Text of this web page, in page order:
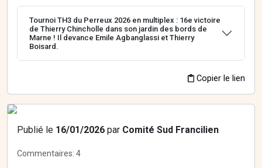
Tournoi TH3 du Perreux 2026 en multiplex : 16e victoire
de Thierry Chincholle dans son jardin des bords de
Marne ! Il devance Emile Agbanglassi et Thierry
Boisard.
Copier le lien
Publié le 16/01/2026 par Comité Sud Francilien
Commentaires: 4